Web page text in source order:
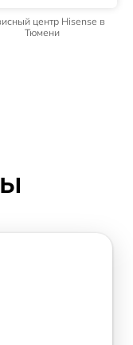
центр Hisense в
Тюмени